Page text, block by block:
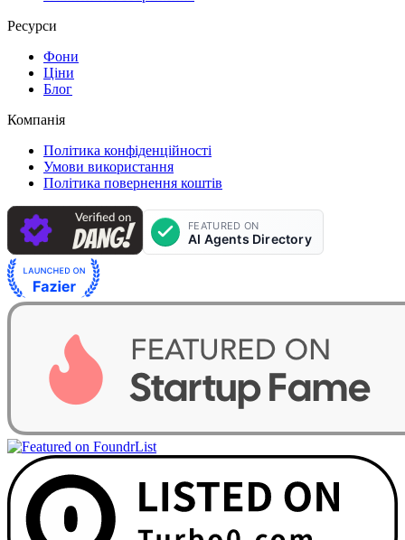
Ресурси
Фони
Ціни
Блог
Компанія
Політика конфіденційності
Умови використання
Політика повернення коштів